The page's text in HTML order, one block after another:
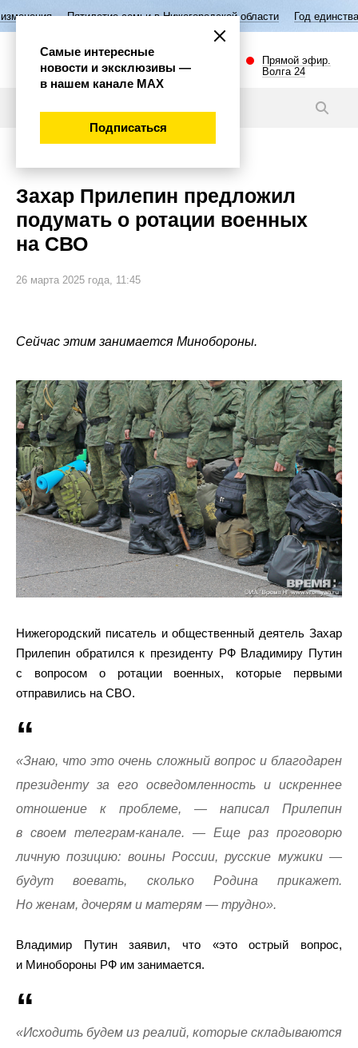
семьи в Нижегородской области Год единства народов России
Прямой эфир.
Волга 24
Захар Прилепин предложил
подумать о ротации военных
на СВО
26 марта 2025 года, 11:45
Сейчас этим занимается Минобороны.
Нижегородский писатель и общественный деятель Захар
Прилепин обратился к президенту РФ Владимиру Путин
с вопросом о ротации военных, которые первыми
отправились на СВО.
«Знаю, что это очень сложный вопрос и благодарен
президенту за его осведомленность и искреннее
отношение к проблеме, — написал Прилепин
в своем телеграм-канале. — Еще раз проговорю
личную позицию: воины России, русские мужики —
будут воевать, сколько Родина прикажет.
Но женам, дочерям и матерям — трудно».
Владимир Путин заявил, что «это острый вопрос,
и Минобороны РФ им занимается.
«Исходить будем из реалий, которые складываются
Самые интересные
новости и эксклюзивы —
в нашем канале МАХ
Подписаться